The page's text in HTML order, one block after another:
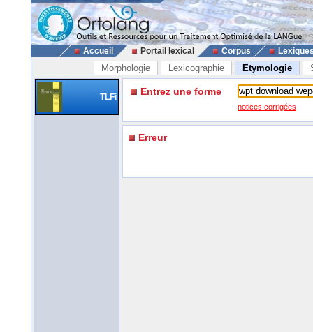
Accueil Portail lexical Corpus
Morphologie Lexicographie Etymologie
TLFi Entrez une forme
notices corrigées
Erreur